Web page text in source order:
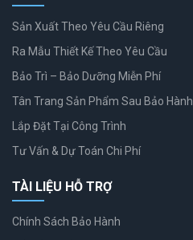
Sản Xuất Theo Yêu Cầu Riêng
Ra Mẫu Thiết Kế Theo Yêu Cầu
Bảo Trì – Bảo Dưỡng Miễn Phí
Tân Trang Sản Phẩm Sau Bảo Hành
Lắp Đặt Tại Công Trình
Tư Vấn & Dự Toán Chi Phí
TÀI LIỆU HỖ TRỢ
Chính Sách Bảo Hành